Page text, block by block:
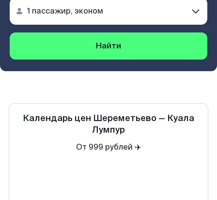
Найти
Календарь цен Шереметьево — Куала
Лумпур
От 999 рублей ✈️